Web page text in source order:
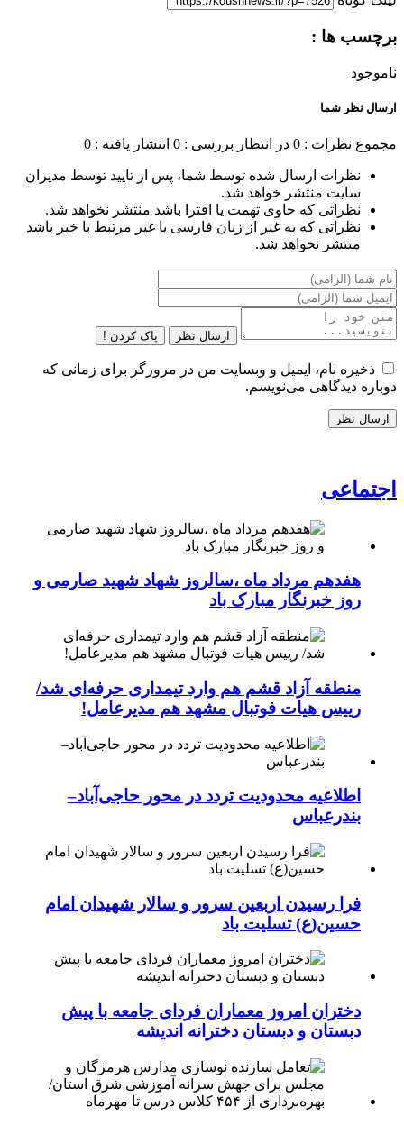
برچسب ها :
ناموجود
ارسال نظر شما
مجموع نظرات : 0 در انتظار بررسی : 0 انتشار یافته : 0
نظرات ارسال شده توسط شما، پس از تایید توسط مدیران
سایت منتشر خواهد شد.
نظراتی که حاوی تهمت یا افترا باشد منتشر نخواهد شد.
نظراتی که به غیر از زبان فارسی یا غیر مرتبط با خبر باشد
منتشر نخواهد شد.
ارسال نظر پاک کردن !
ذخیره نام، ایمیل و وبسایت من در مرورگر برای زمانی که
دوباره دیدگاهی می‌نویسم.
اجتماعی
هفدهم مرداد ماه ،سالروز شهاد شهید صارمی و
روز خبرنگار مبارک باد
منطقه آزاد قشم هم وارد تیمداری حرفه‌ای شد/
رییس هیات فوتبال مشهد هم مدیرعامل!
اطلاعیه محدودیت تردد در محور حاجی‌آباد–
بندرعباس
فرا رسیدن اربعین سرور و سالار شهیدان امام
حسین(ع) تسلیت باد
دختران امروز معماران فردای جامعه با پیش
دبستان و دبستان دخترانه اندیشه